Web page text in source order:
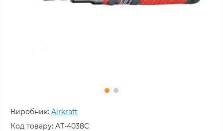
Виробник: Airkraft
Код товару: AT-4038C